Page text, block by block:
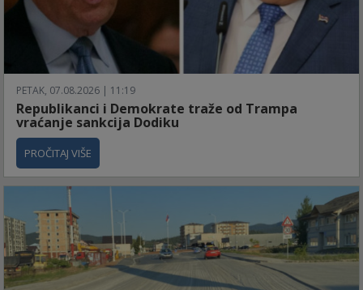
PETAK, 07.08.2026 | 11:19
Republikanci i Demokrate traže od Trampa
vraćanje sankcija Dodiku
PROČITAJ VIŠE